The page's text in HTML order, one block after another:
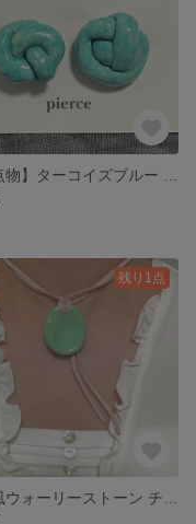
残り1点